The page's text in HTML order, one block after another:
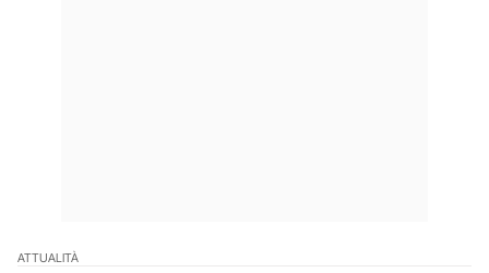
ATTUALITÀ